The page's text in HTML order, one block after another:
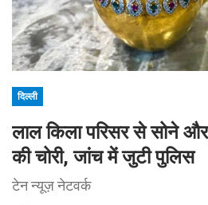
दिल्ली
लाल किला परिसर से सोने
की चोरी, जांच में जुटी पुलिस
टेन न्यूज़ नेटवर्क